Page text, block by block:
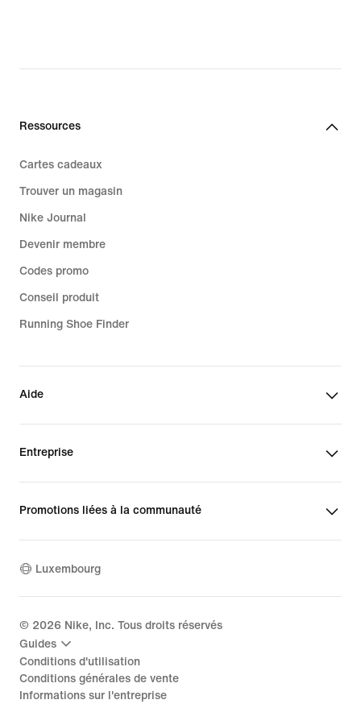
Ressources
Cartes cadeaux
Trouver un magasin
Nike Journal
Devenir membre
Codes promo
Conseil produit
Running Shoe Finder
Aide
Entreprise
Promotions liées à la communauté
Luxembourg
© 2026 Nike, Inc. Tous droits réservés
Guides
Conditions d'utilisation
Conditions générales de vente
Informations sur l'entreprise